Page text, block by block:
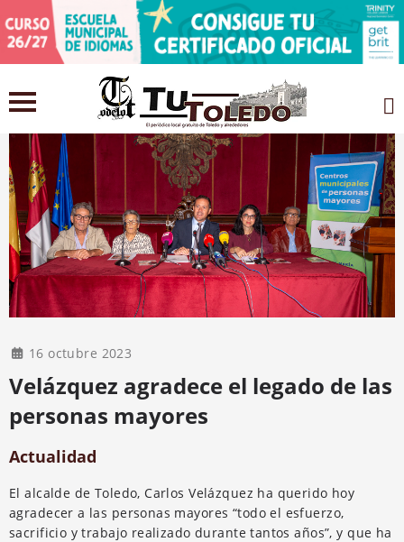
16 octubre 2023
Velázquez agradece el legado de las
personas mayores
Actualidad
El alcalde de Toledo, Carlos Velázquez ha querido hoy
agradecer a las personas mayores “todo el esfuerzo,
sacrificio y trabajo realizado durante tantos años”, y que ha